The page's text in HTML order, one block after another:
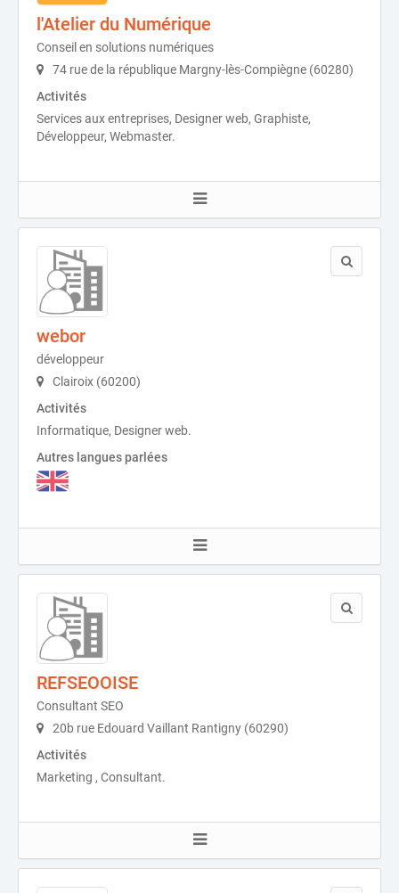
l'Atelier du Numérique
Conseil en solutions numériques
74 rue de la république Margny-lès-Compiègne (60280)
Activités
Services aux entreprises, Designer web, Graphiste,
Développeur, Webmaster.
webor
développeur
Clairoix (60200)
Activités
Informatique, Designer web.
Autres langues parlées
REFSEOOISE
Consultant SEO
20b rue Edouard Vaillant Rantigny (60290)
Activités
Marketing , Consultant.